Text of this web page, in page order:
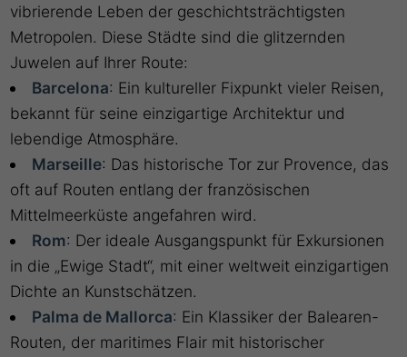
vibrierende Leben der geschichtsträchtigsten
Metropolen. Diese Städte sind die glitzernden
Juwelen auf Ihrer Route:
Barcelona: Ein kultureller Fixpunkt vieler Reisen,
bekannt für seine einzigartige Architektur und
lebendige Atmosphäre.
Marseille: Das historische Tor zur Provence, das
oft auf Routen entlang der französischen
Mittelmeerküste angefahren wird.
Rom: Der ideale Ausgangspunkt für Exkursionen
in die „Ewige Stadt“, mit einer weltweit einzigartigen
Dichte an Kunstschätzen.
Palma de Mallorca: Ein Klassiker der Balearen-
Routen, der maritimes Flair mit historischer